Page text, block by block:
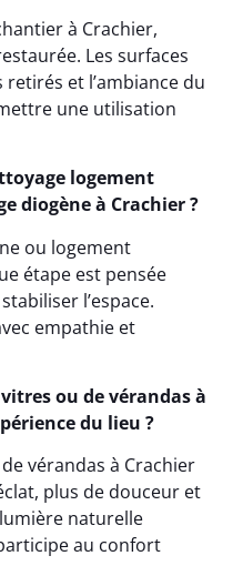
à Crachier,
Les surfaces
et l’ambiance du
une utilisation
logement
diogène à Crachier ?
ou logement
étape est pensée
l’espace.
empathie et
ou de vérandas à
du lieu ?
vérandas à Crachier
plus de douceur et
naturelle
au confort